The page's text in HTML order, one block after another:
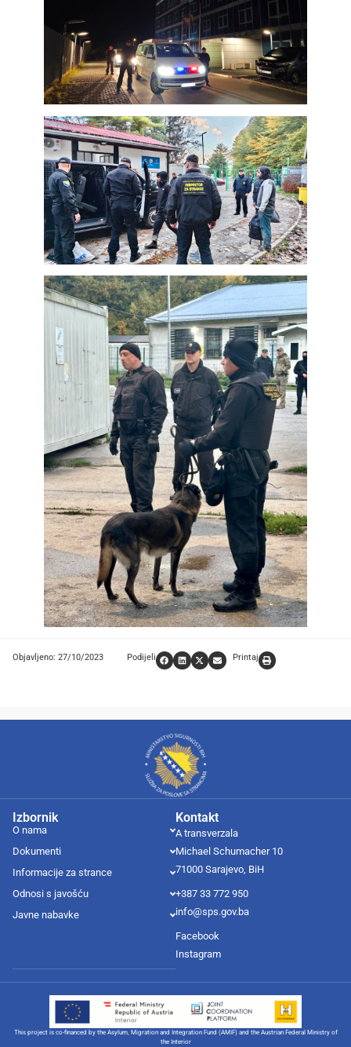
Objavljeno: 27/10/2023 Podijeli Printaj
Kontakt
A transverzala
Michael Schumacher 10
71000 Sarajevo, BiH
+387 33 772 950
info@sps.gov.ba
Facebook
Instagram
Izbornik
O nama
Dokumenti
Informacije za strance
Odnosi s javošću
Javne nabavke
This project is co-financed by the Asylum, Migration and Integration Fund (AMIF) and the Austrian Federal Ministry of
the Interior